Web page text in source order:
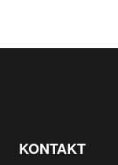
KONTAKT